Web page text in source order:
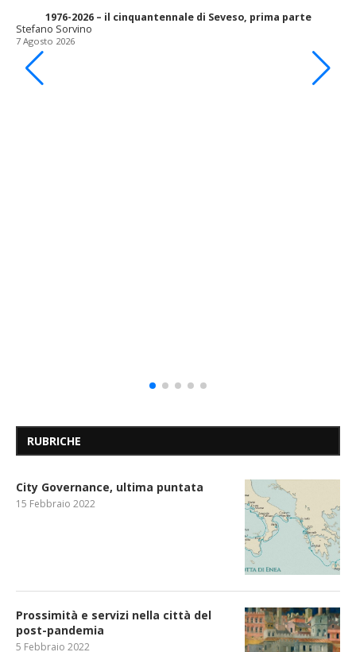
1976-2026 – il cinquantennale di Seveso, prima parte
Stefano Sorvino
7 Agosto 2026
RUBRICHE
City Governance, ultima puntata
15 Febbraio 2022
Prossimità e servizi nella città del
post-pandemia
5 Febbraio 2022